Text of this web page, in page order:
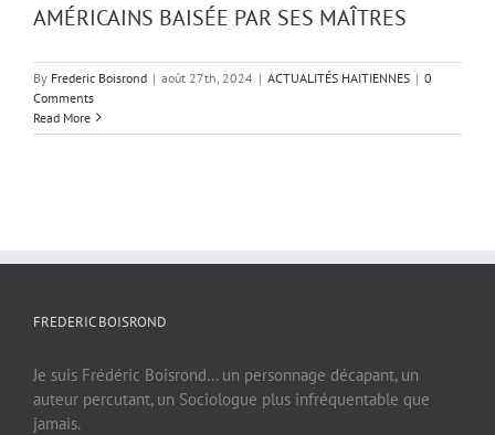
AMÉRICAINS BAISÉE PAR SES MAÎTRES
By Frederic Boisrond | août 27th, 2024 | ACTUALITÉS HAITIENNES | 0
Comments
Read More
FREDERIC BOISROND
Je suis Frédéric Boisrond… un personnage décapant, un
auteur percutant, un Sociologue plus infréquentable que
jamais.